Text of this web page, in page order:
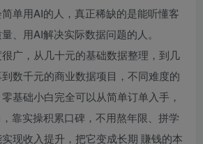
单用AI的人，真正稀缺的是能听懂客
、用AI解决实际数据问题的人。
广，从几十元的基础数据整理，到几
数千元的商业数据项目，不同难度的
基础小白完全可以从简单订单入手，
靠实操积累口碑，不用熬年限、拼学
现收入提升，把它变成长期 賺钱的本